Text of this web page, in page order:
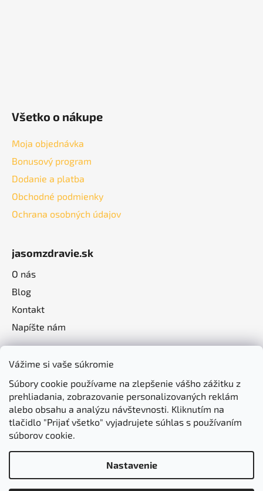
Vážime si vaše súkromie
Súbory cookie používame na zlepšenie vášho zážitku z
prehliadania, zobrazovanie personalizovaných reklám
alebo obsahu a analýzu návštevnosti. Kliknutím na
tlačidlo "Prijať všetko" vyjadrujete súhlas s používaním
súborov cookie.
Nastavenie
Všetko o nákupe
Moja objednávka
Bonusový program
Dodanie a platba
Obchodné podmienky
Ochrana osobných údajov
jasomzdravie.sk
O nás
Blog
Kontakt
Napíšte nám